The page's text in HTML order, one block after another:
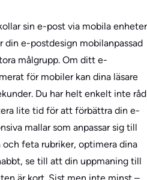
sin e-post via mobila enheter
din e-postdesign mobilanpassad
målgrupp. Om ditt e-
för mobiler kan dina läsare
Du har helt enkelt inte råd
lite tid för att förbättra din e-
mallar som anpassar sig till
och feta rubriker, optimera dina
se till att din uppmaning till